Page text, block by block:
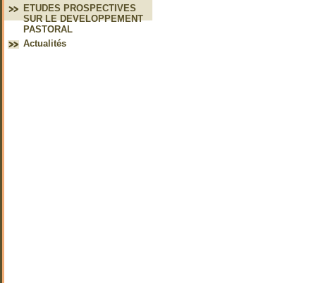
ETUDES PROSPECTIVES
SUR LE DEVELOPPEMENT
PASTORAL
Actualités